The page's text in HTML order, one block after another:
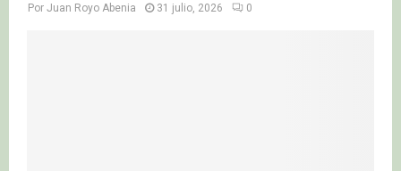
Por Juan Royo Abenia 31 julio, 2026 0